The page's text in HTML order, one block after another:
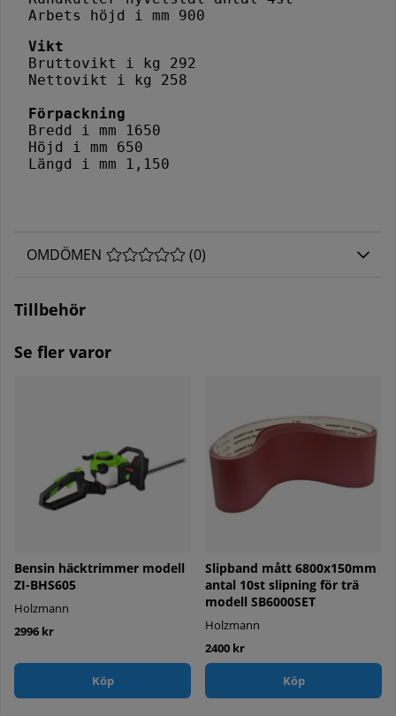
Arbets höjd i mm 900
Vikt
Bruttovikt i kg 292
Nettovikt i kg 258
Förpackning
Bredd i mm 1650
Höjd i mm 650
Längd i mm 1,150
OMDÖMEN MEDELBETYG 0 AV 5 ANTAL BETYG 0
(0)
Tillbehör
Se fler varor
Bensin häcktrimmer modell
ZI-BHS605
Holzmann
2996 kr
Köp
Slipband mått 6800x150mm
antal 10st slipning för trä
modell SB6000SET
Holzmann
2400 kr
Köp